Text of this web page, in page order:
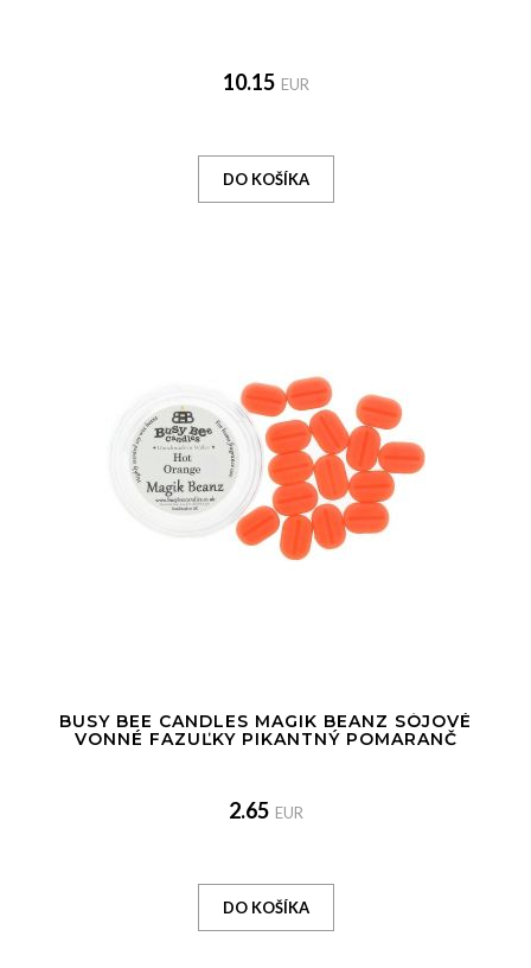
10.15 EUR
BUSY BEE CANDLES MAGIK BEANZ SÓJOVÉ
VONNÉ FAZUĽKY PIKANTNÝ POMARANČ
2.65 EUR